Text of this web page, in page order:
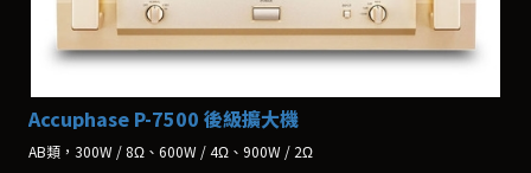
Accuphase P-7500 後級擴大機
AB類，300W / 8Ω、600W / 4Ω、900W / 2Ω